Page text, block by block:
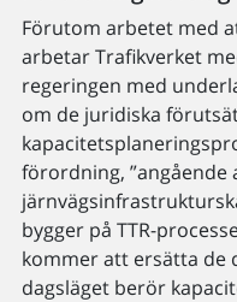
Förutom arbetet med
arbetar Trafikverket
regeringen med
om de juridiska
förordning, ”angående
bygger på TTR-
kommer att ersätta de
dagsläget berör